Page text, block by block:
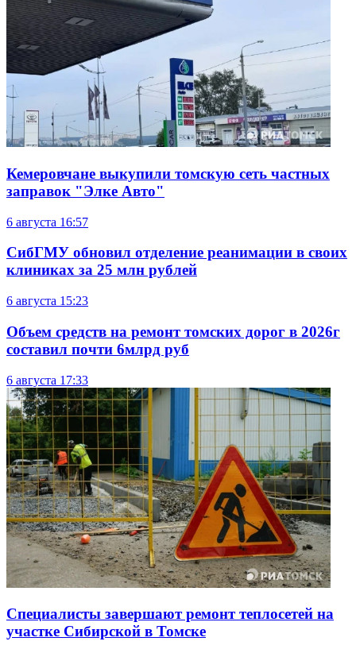
Кемеровчане выкупили томскую сеть частных
заправок "Элке Авто"
6 августа 16:57
СибГМУ обновил отделение реанимации в своих
клиниках за 25 млн рублей
6 августа 15:23
Объем средств на ремонт томских дорог в 2026г
составил почти 6млрд руб
6 августа 17:33
Специалисты завершают ремонт теплосетей на
участке Сибирской в Томске